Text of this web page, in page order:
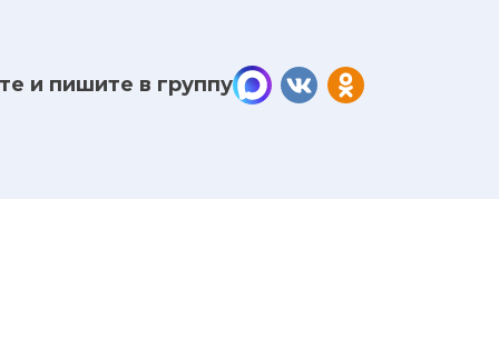
и пишите в группу